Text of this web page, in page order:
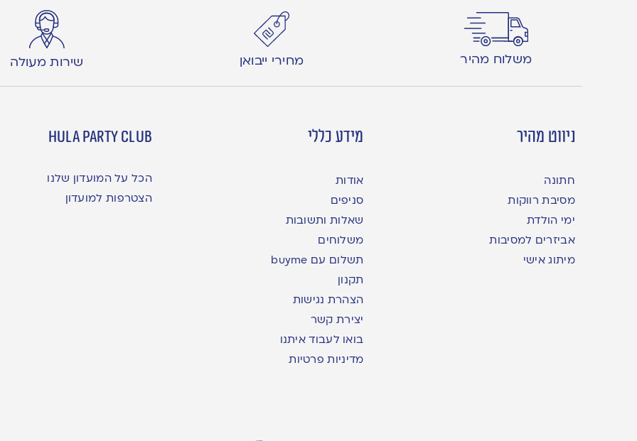
משלוח מהיר מחירי ייבואן שירות מעולה
ניווט מהיר
חתונה
מסיבת רווקות
ימי הולדת
אביזרים למסיבות
מיתוג אישי
מידע כללי
אודות
סניפים
שאלות ותשובות
משלוחים
תשלום עם buyme
תקנון
הצהרת נגישות
יצירת קשר
בואו לעבוד איתנו
מדיניות פרטיות
hula party club
הכל על המועדון שלנו
הצטרפות למועדון